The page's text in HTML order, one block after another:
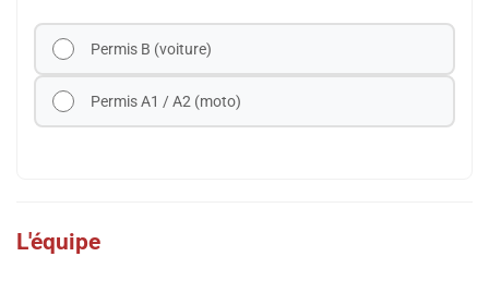
Permis B (voiture)
Permis A1 / A2 (moto)
L'équipe